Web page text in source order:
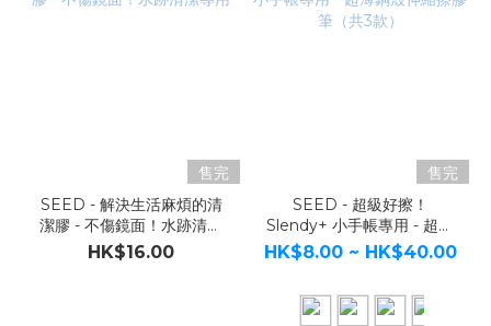
售完
SEED - 解決生活麻煩的清
潔膠 - 不傷鏡面！水跡清潔
專用
HK$16.00
售完
SEED - 超級好擦！
Slendy+ 小手帳專用 - 超薄
鋼殼伸縮擦膠筆（共3款）
HK$8.00 ~ HK$40.00